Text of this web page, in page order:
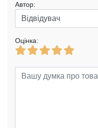
Автор:
Оцінка: